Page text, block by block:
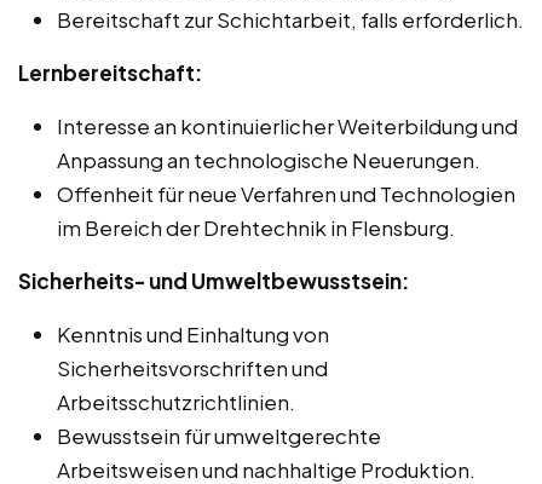
Bereitschaft zur Schichtarbeit, falls erforderlich.
Lernbereitschaft:
Interesse an kontinuierlicher Weiterbildung und
Anpassung an technologische Neuerungen.
Offenheit für neue Verfahren und Technologien
im Bereich der Drehtechnik in Flensburg.
Sicherheits- und Umweltbewusstsein:
Kenntnis und Einhaltung von
Sicherheitsvorschriften und
Arbeitsschutzrichtlinien.
Bewusstsein für umweltgerechte
Arbeitsweisen und nachhaltige Produktion.